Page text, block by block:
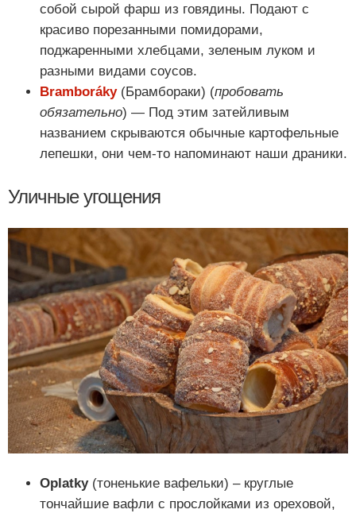
собой сырой фарш из говядины. Подают с
красиво порезанными помидорами,
поджаренными хлебцами, зеленым луком и
разными видами соусов.
Bramboráky(Брамбораки) (пробовать
обязательно) — Под этим затейливым
названием скрываются обычные картофельные
лепешки, они чем-то напоминают наши драники.
Уличные угощения
Oplatky(тоненькие вафельки) – круглые
тончайшие вафли с прослойками из ореховой,